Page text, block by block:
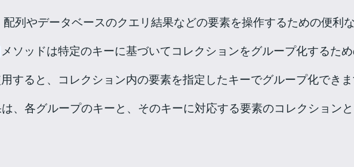
配列やデータベースのクエリ結果などの要素を操作するための便利
メソッドは特定のキーに基づいてコレクションをグループ化するため
すると、コレクション内の要素を指定したキーでグループ化できま
、各グループのキーと、そのキーに対応する要素のコレクションと